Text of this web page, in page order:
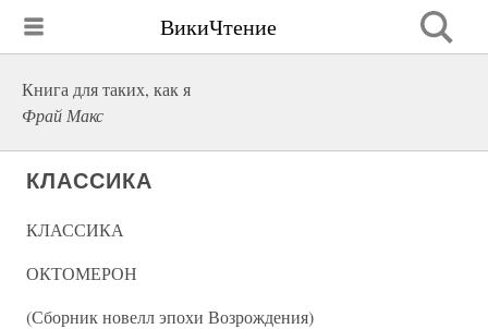
ВикиЧтение
Книга для таких, как я
Фрай Макс
КЛАССИКА
КЛАССИКА
ОКТОМЕРОН
(Сборник новелл эпохи Возрождения)